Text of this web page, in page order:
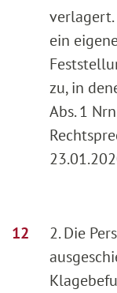
verlagert.
ein
zu, in
Abs. 1
2. Die